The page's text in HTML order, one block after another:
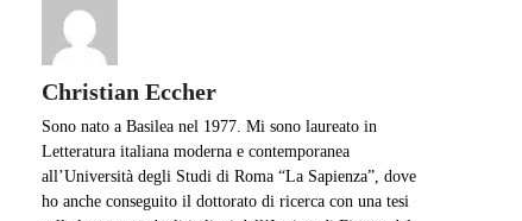
Christian Eccher
Sono nato a Basilea nel 1977. Mi sono laureato in
Letteratura italiana moderna e contemporanea
all’Università degli Studi di Roma “La Sapienza”, dove
ho anche conseguito il dottorato di ricerca con una tesi